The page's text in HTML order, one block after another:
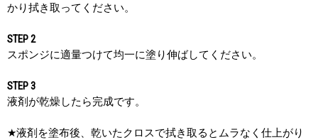
かり拭き取ってください。
STEP 2
スポンジに適量つけて均一に塗り伸ばしてください。
STEP 3
液剤が乾燥したら完成です。
★液剤を塗布後、乾いたクロスで拭き取るとムラなく仕上がり